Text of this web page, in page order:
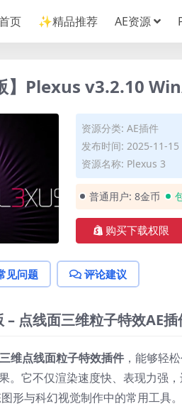
页 ✨精品推荐 AE资源
】Plexus v3.2.10
资源分类: AE插件
发布时间: 2025-11-15
资源名称: Plexus 3
普通用户: 8金币
购买下载权限
见问题 评论建议
点线面三维粒子特效AE
三维点线面粒子特效插件 ，能够轻
。它不仅渲染速度快、表现力强
形与科幻视觉制作中的常用工具。